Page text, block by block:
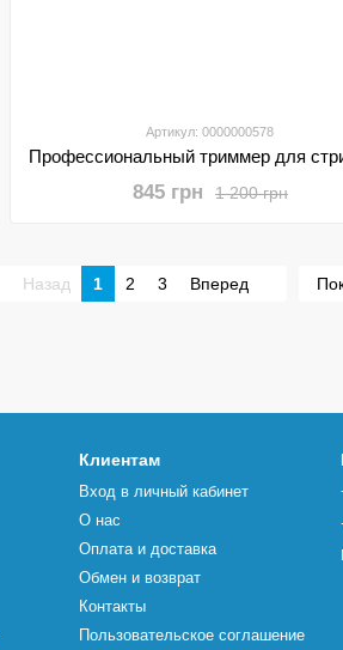
Артикул: 0000000578
1 200 грн
845 грн
Назад 1 2 3 Вперед
Клиентам
Вход в личный кабинет
О нас
Оплата и доставка
Обмен и возврат
Контакты
Пользовательское соглашение